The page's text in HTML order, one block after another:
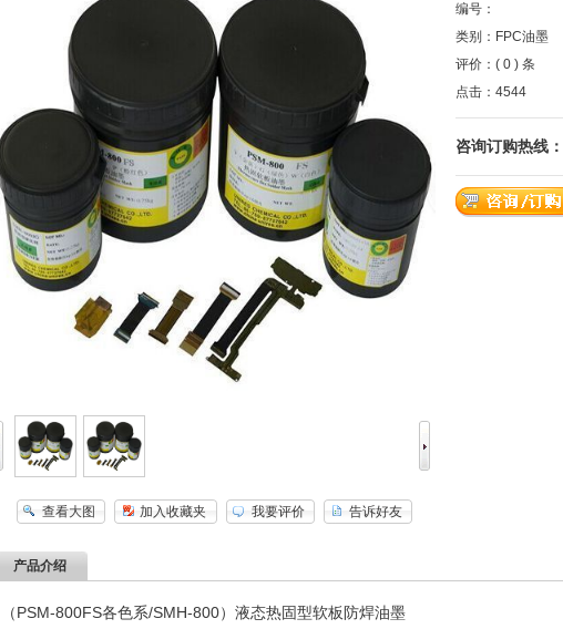
查看大图 加入收藏夹 我要评价 告诉好友
编号：
类别：FPC油墨
评价：( 0 ) 条
点击：4544
咨询订购热线：
产品介绍
（PSM-800FS各色系/SMH-800）液态热固型软板防焊油墨